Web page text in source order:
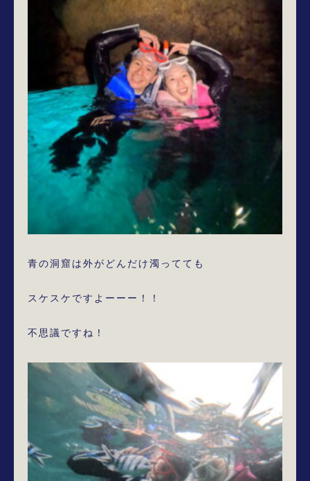
青の洞窟は外がどんだけ濁ってても
スケスケですよーーー！！
不思議ですね！